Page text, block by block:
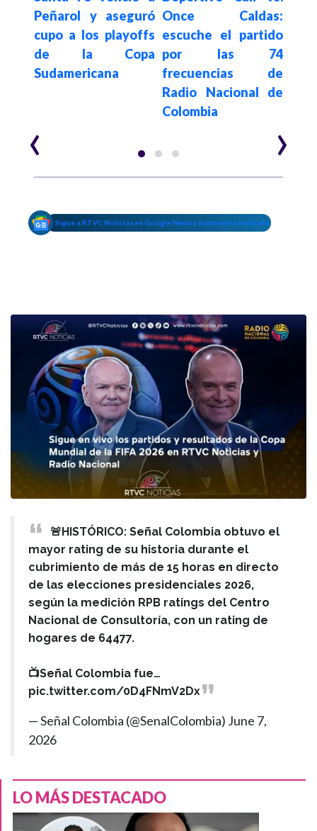
Peñarol y aseguró
cupo a los playoffs
de la Copa
Sudamericana
Once Caldas:
escuche el partido
por las 74
frecuencias de
Radio Nacional de
Colombia
‹ ›
Sigue a RTVC Noticias en Google News y mantente conectado
🚨HISTÓRICO: Señal Colombia obtuvo el
mayor rating de su historia durante el
cubrimiento de más de 15 horas en directo
de las elecciones presidenciales 2026,
según la medición RPB ratings del Centro
Nacional de Consultoría, con un rating de
hogares de 64477.
📺Señal Colombia fue…
pic.twitter.com/0D4FNmV2Dx
— Señal Colombia (@SenalColombia) June 7,
2026
LO MÁS DESTACADO